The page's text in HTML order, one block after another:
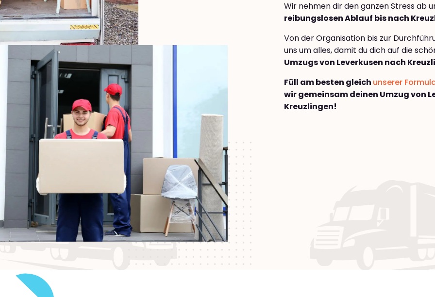
Wir nehmen dir den ganzen Stress ab
reibungslosen Ablauf bis nach
Von der Organisation bis zur
uns um alles, damit du dich auf die
Umzugs von Leverkusen nach
Füll am besten gleich unserer
wir gemeinsam deinen Umzug von
Kreuzlingen!